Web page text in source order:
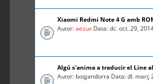
Xiaomi Redmi Note 4 G amb
Autor:aesux Data: dc. oct. 29,
Algú s'anima a traducir el Line
Autor: boigandorra Data: dl. març